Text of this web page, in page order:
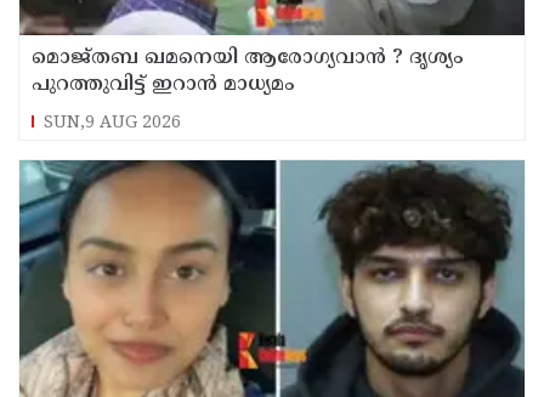
മൊജ്തബ ഖമനെയി ആരോഗ്യവാന്‍ ? ദൃശ്യം
പുറത്തുവിട്ട് ഇറാന്‍ മാധ്യമം
SUN,9 AUG 2026